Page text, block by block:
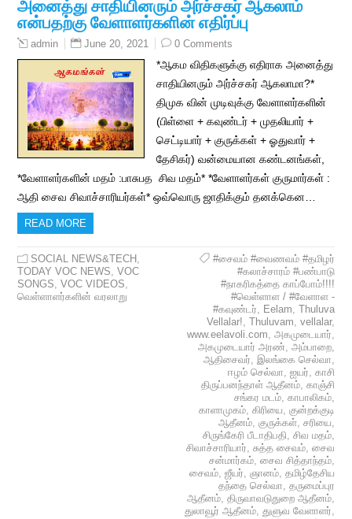
என்பதற்கு வேளாளர்களின் எதிர்ப்பு
admin June 20, 2021 0 Comments
*ஆகம விதிகளுக்கு எதிராக அனைத்து
சாதியினரும் அர்ச்சகர் ஆகலாமா?*
திமுக வின் முடிவுக்கு வேளாளர்களின்
(பிள்ளை + கவுண்டர் + முதலியார் +
செட்டியார் + குருக்கள் + ஓதுவார் +
தேசிகர்) வன்மையான கண்டனங்கள்,
*வேளாளர்களின் மதம் :பாசுபத சிவ மதம்* *வேளாளர்கள் குருமார்கள் :
ஆதி சைவ சிவாச்சாரியர்கள்* ஒவ்வொரு ஜாதிக்கும் தனக்கென…
READ MORE
SOCIAL NEWS&TECH ,
TODAY VOC NEWS,VOC
SONGS,VOC VIDEOS,
வெள்ளாளர்களின் வரலாறு
#சைவம் #வைணவம் #தமிழர்
#கலாச்சாரம் #பண்பாடு
#நாகரிகத்தை காப்போம்!!!!
#வெள்ளாள / #வேளாள -
#கவுண்டர், Eelam, Thuluva
Vellalar!, Thuluvam, vellalar,
www.eelavoli.com, அகமுடையார்,
அகமுடையார் அரண், அம்பாறை,
ஆதிசைவர், இலங்கை செல்வா,
ஈழம் செல்வா, ஐயர், காசி
திருப்பனந்தாள் ஆதீனம், காஞ்சி
சங்கர மடம், காபாலிகம்,
காளாமுகம், கிரியை, குன்றக்குடி
ஆதீனம், குருக்கள், சரியை,
சிருங்கேரி பீடாதிபதி, சிவ மதம்,
சிவாச்சாரியார், சுத்த சைவம், சைவ
சன்மார்கம், சைவ சித்தாந்தம்,
சைவம், ஜீயர், ஞானம், தமிழ்தேசிய
தந்தை செல்வா, தருமைப்புர
ஆதீனம், திருவாவடுதுறை ஆதீனம்,
துலாவூர் ஆதீனம், துளுவ வேளாளர்,